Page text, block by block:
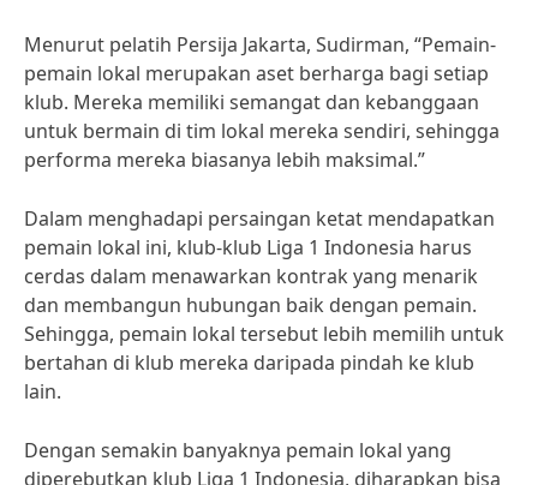
Menurut pelatih Persija Jakarta, Sudirman, “Pemain-
pemain lokal merupakan aset berharga bagi setiap
klub. Mereka memiliki semangat dan kebanggaan
untuk bermain di tim lokal mereka sendiri, sehingga
performa mereka biasanya lebih maksimal.”
Dalam menghadapi persaingan ketat mendapatkan
pemain lokal ini, klub-klub Liga 1 Indonesia harus
cerdas dalam menawarkan kontrak yang menarik
dan membangun hubungan baik dengan pemain.
Sehingga, pemain lokal tersebut lebih memilih untuk
bertahan di klub mereka daripada pindah ke klub
lain.
Dengan semakin banyaknya pemain lokal yang
diperebutkan klub Liga 1 Indonesia, diharapkan bisa